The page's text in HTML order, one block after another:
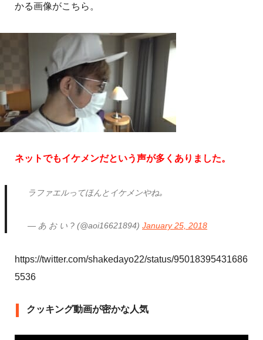
かる画像がこちら。
ネットでもイケメンだという声が多くありました。
ラファエルってほんとイケメンやね｡
— あ お い ? (@aoi16621894)January 25, 2018
https://twitter.com/shakedayo22/status/95018395431686
5536
クッキング動画が密かな人気